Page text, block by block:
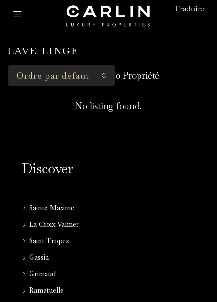
LAVE-LINGE
0 Propriété
Ordre par défaut
No listing found.
Discover
Sainte-Maxime
La Croix Valmer
Saint-Tropez
Gassin
Grimaud
Ramatuelle
Traduire